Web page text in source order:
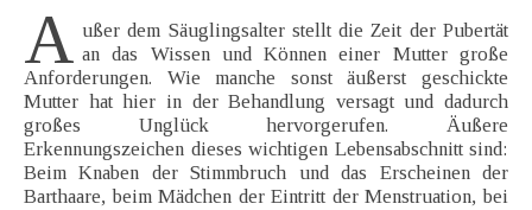
A ußer dem Säuglingsalter stellt die Zeit der Pubertät
an das Wissen und Können einer Mutter große
Anforderungen. Wie manche sonst äußerst geschickte
Mutter hat hier in der Behandlung versagt und dadurch
großes Unglück hervorgerufen. Äußere
Erkennungszeichen dieses wichtigen Lebensabschnitt sind:
Beim Knaben der Stimmbruch und das Erscheinen der
Barthaare, beim Mädchen der Eintritt der Menstruation, bei